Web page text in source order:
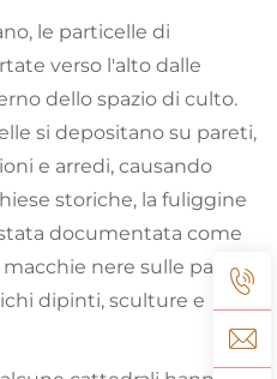
le particelle di
verso l'alto dalle
dello spazio di culto.
si depositano su pareti,
e arredi, causando
storiche, la fuliggine
documentata come
nere sulle pareti
dipinti, sculture e